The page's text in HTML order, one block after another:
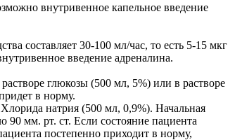
внутривенное капельное введение
составляет 30-100 мл/час, то есть 5-15 мкг
введение адреналина.
глюкозы (500 мл, 5%) или в растворе
в норму.
натрия (500 мл, 0,9%). Начальная
90 мм. рт. ст. Если состояние пациента
постепенно приходит в норму,